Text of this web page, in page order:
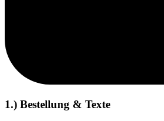
1.) Bestellung & Texte